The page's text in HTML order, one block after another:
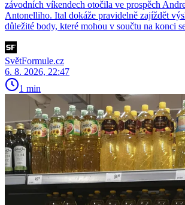
závodních víkendech otočila ve prospěch
Antonelliho. Ital dokáže pravidelně zajíždět
důležité body, které mohou v součtu na konci
SvětFormule.cz
6. 8. 2026, 22:47
1 min